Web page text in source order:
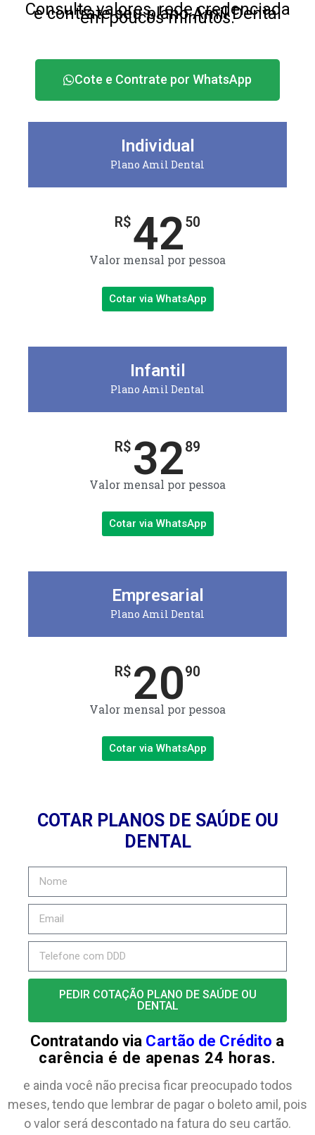
Consulte valores, rede credenciada
e contrate seu plano Amil Dental
em poucos minutos.
Cote e Contrate por WhatsApp
Individual
Plano Amil Dental
R$4250
Valor mensal por pessoa
Cotar via WhatsApp
Infantil
Plano Amil Dental
R$ 3289
Valor mensal por pessoa
Cotar via WhatsApp
Empresarial
Plano Amil Dental
R$ 2090
Valor mensal por pessoa
Cotar via WhatsApp
COTAR PLANOS DE SAÚDE OU
DENTAL
PEDIR COTAÇÃO PLANO DE SAÚDE OU
DENTAL
Contratando via Cartão de Crédito a
carência é de apenas 24 horas.
e ainda você não precisa ficar preocupado todos
meses, tendo que lembrar de pagar o boleto amil, pois
o valor será descontado na fatura do seu cartão.